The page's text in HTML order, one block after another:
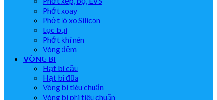
Phớt xoay
Phớt lò xo Silicon
Lọc bụi
Phớt khí nén
Vòng đệm
VÒNG BI
Hạt bi cầu
Hạt bi đũa
Vòng bi tiêu chuẩn
Vòng bi phi tiêu chuẩn